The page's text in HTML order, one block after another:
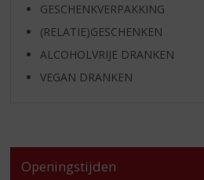
GESCHENKVERPAKKING
(RELATIE)GESCHENKEN
ALCOHOLVRIJE DRANKEN
VEGAN DRANKEN
Openingstijden